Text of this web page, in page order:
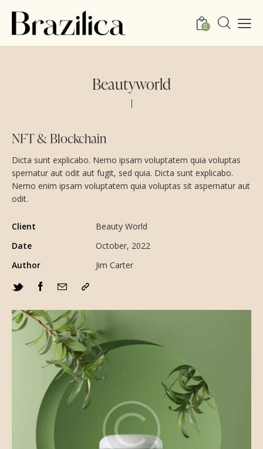
0
Beautyworld
NFT & Blockchain
Dicta sunt explicabo. Nemo ipsam voluptatem quia voluptas
spernatur aut odit aut fugit, sed quia. Dicta sunt explicabo.
Nemo enim ipsam voluptatem quia voluptas sit aspernatur aut
odit.
Client
Beauty World
Date
October, 2022
Author
Jim Carter